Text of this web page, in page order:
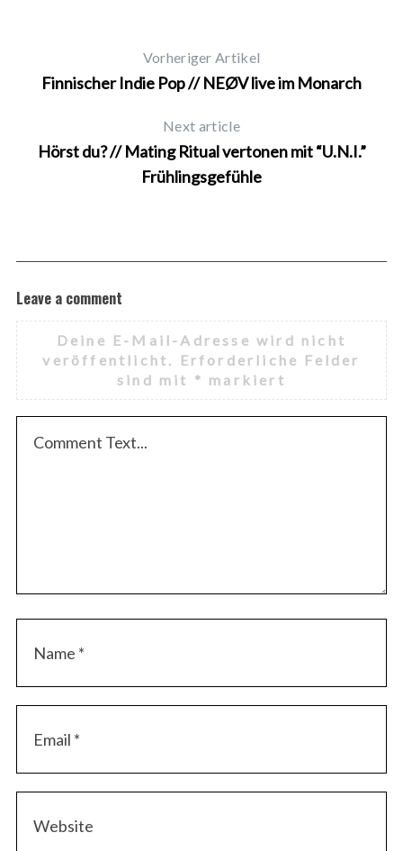
Vorheriger Artikel
Finnischer Indie Pop // NEØV live im Monarch
Next article
Hörst du? // Mating Ritual vertonen mit “U.N.I.”
Frühlingsgefühle
Leave a comment
Deine E-Mail-Adresse wird nicht
veröffentlicht.
Erforderliche Felder
sind mit * markiert